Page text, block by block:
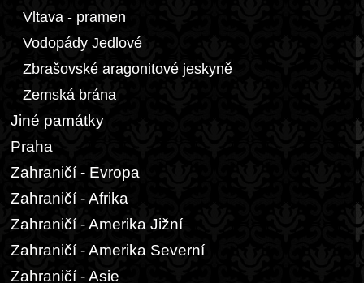
Vltava - pramen
Vodopády Jedlové
Zbrašovské aragonitové jeskyně
Zemská brána
Jiné památky
Praha
Zahraničí - Evropa
Zahraničí - Afrika
Zahraničí - Amerika Jižní
Zahraničí - Amerika Severní
Zahraničí - Asie